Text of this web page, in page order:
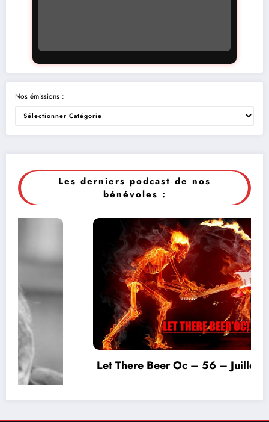
Nos émissions :
Les derniers podcast de nos
bénévoles :
Let There Beer Oc – 56 – Juillet 2026